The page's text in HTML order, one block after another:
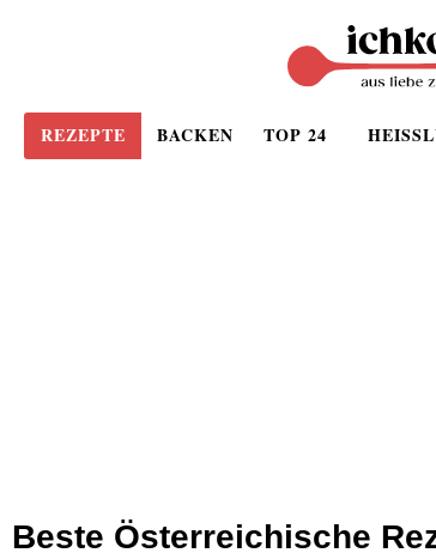
REZEPTE BACKEN TOP 24
Beste Österreichische